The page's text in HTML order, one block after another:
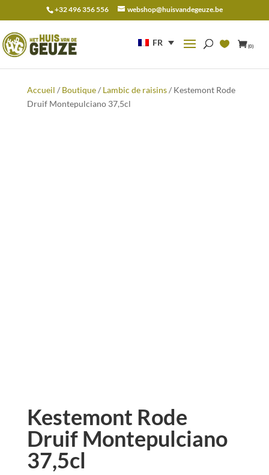
+32 496 356 556 webshop@huisvandegeuze.be
FR (0)
pour :
Accueil / Boutique/ Lambic de raisins/ Kestemont Rode
Druif Montepulciano 37,5cl
Kestemont Rode
Druif Montepulciano
37,5cl